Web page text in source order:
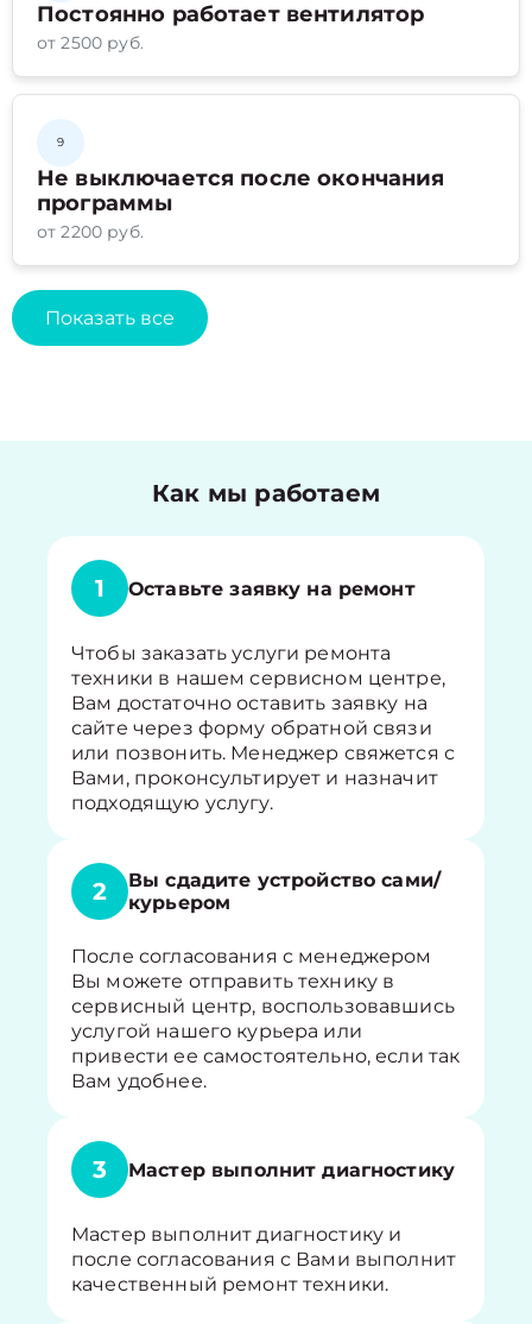
Постоянно работает вентилятор
от 2500 руб.
9
Не выключается после окончания
программы
от 2200 руб.
Показать все
Как мы работаем
1 Оставьте заявку на ремонт
Чтобы заказать услуги ремонта
техники в нашем сервисном центре,
Вам достаточно оставить заявку на
сайте через форму обратной связи
или позвонить. Менеджер свяжется с
Вами, проконсультирует и назначит
подходящую услугу.
2
Вы сдадите устройство сами/
курьером
После согласования с менеджером
Вы можете отправить технику в
сервисный центр, воспользовавшись
услугой нашего курьера или
привести ее самостоятельно, если так
Вам удобнее.
3 Мастер выполнит диагностику
Мастер выполнит диагностику и
после согласования с Вами выполнит
качественный ремонт техники.